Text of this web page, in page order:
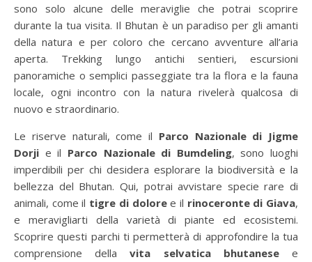
sono solo alcune delle meraviglie che potrai scoprire
durante la tua visita. Il Bhutan è un paradiso per gli amanti
della natura e per coloro che cercano avventure all’aria
aperta. Trekking lungo antichi sentieri, escursioni
panoramiche o semplici passeggiate tra la flora e la fauna
locale, ogni incontro con la natura rivelerà qualcosa di
nuovo e straordinario.
Le riserve naturali, come il Parco Nazionale di Jigme
Dorji e il Parco Nazionale di Bumdeling, sono luoghi
imperdibili per chi desidera esplorare la biodiversità e la
bellezza del Bhutan. Qui, potrai avvistare specie rare di
animali, come il tigre di doloree il rinoceronte di Giava,
e meravigliarti della varietà di piante ed ecosistemi.
Scoprire questi parchi ti permetterà di approfondire la tua
comprensione dellavita selvatica bhutanesee